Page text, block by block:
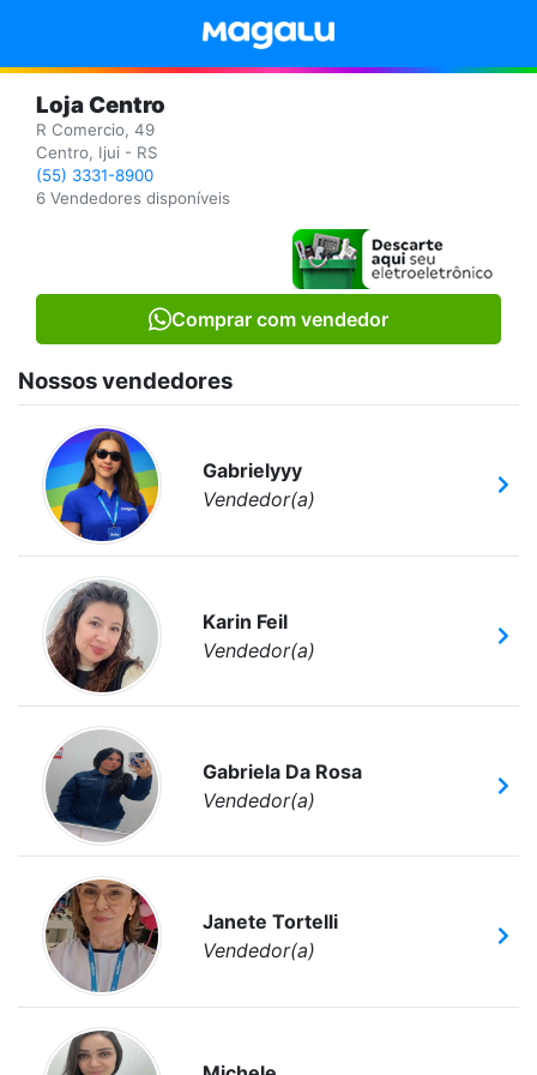
Loja Centro
R Comercio, 49
Centro, Ijui - RS
(55) 3331-8900
6 Vendedores disponíveis
Comprar com vendedor
Nossos vendedores
Gabrielyyy
Vendedor(a)
Karin Feil
Vendedor(a)
Gabriela Da Rosa
Vendedor(a)
Janete Tortelli
Vendedor(a)